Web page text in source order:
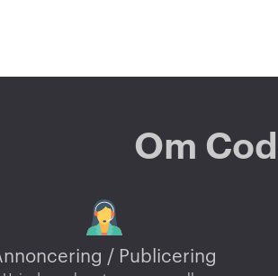
Om
/ Publicering